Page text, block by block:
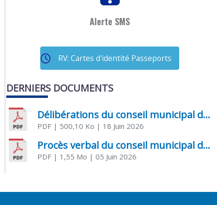
Alerte SMS
RV: Cartes d'identité Passeports
DERNIERS DOCUMENTS
Délibérations du conseil municipal du 18 juin 2026
PDF| 500,10 Ko | 18 Juin 2026
Procès verbal du conseil municipal du 05 juin 2026
PDF| 1,55 Mo | 05 Juin 2026